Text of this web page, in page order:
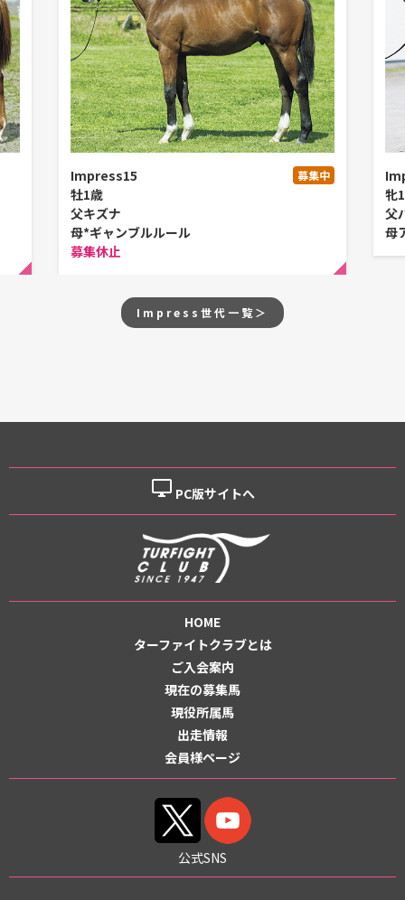
募集中
Impress15
牡1歳
父キズナ
母*ギャンブルルール
募集休止
牝
父
母
Impress世代一覧＞
desktop_windows PC版サイトへ
HOME
ターファイトクラブとは
ご入会案内
現在の募集馬
現役所属馬
出走情報
会員様ページ
公式SNS